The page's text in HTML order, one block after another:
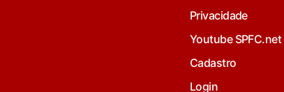
Privacidade
Youtube SPFC.net
Cadastro
Login